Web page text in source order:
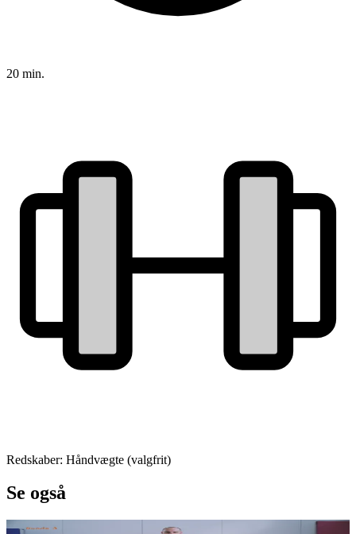
20 min.
Redskaber: Håndvægte (valgfrit)
Se også